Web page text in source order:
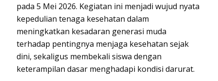
pada 5 Mei 2026. Kegiatan ini menjadi wujud nyata
kepedulian tenaga kesehatan dalam
meningkatkan kesadaran generasi muda
terhadap pentingnya menjaga kesehatan sejak
dini, sekaligus membekali siswa dengan
keterampilan dasar menghadapi kondisi darurat.